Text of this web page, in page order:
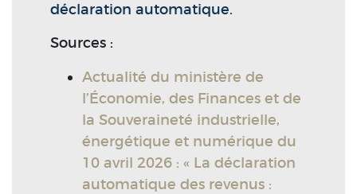
déclaration automatique.
Sources :
Actualité du ministère de
l’Économie, des Finances et de
la Souveraineté industrielle,
énergétique et numérique du
10 avril 2026 : « La déclaration
automatique des revenus :